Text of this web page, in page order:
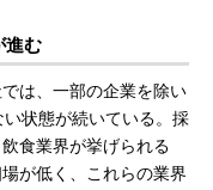
進む
は、一部の企業を除い
状態が続いている。採
食業界が挙げられる
が低く、これらの業界